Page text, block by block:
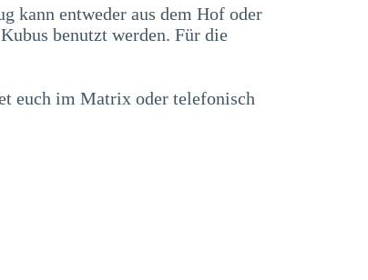
kann entweder aus dem Hof oder
benutzt werden. Für die
euch im Matrix oder telefonisch